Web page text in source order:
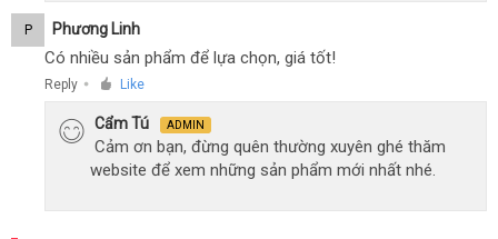
P Phương Linh
Có nhiều sản phẩm để lựa chọn, giá tốt!
Reply ● Like
Cẩm Tú ADMIN
Cảm ơn bạn, đừng quên thường xuyên ghé thăm
website để xem những sản phẩm mới nhất nhé.